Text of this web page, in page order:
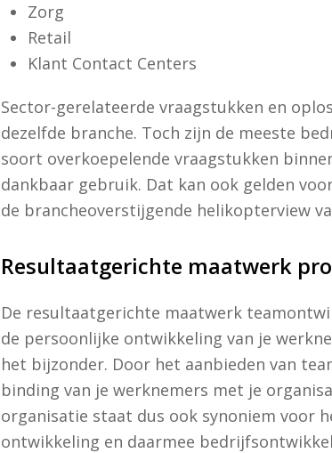
Zorg
Retail
Klant Contact Centers
Sector-gerelateerde vraagstukken en
dezelfde branche. Toch zijn de meeste
soort overkoepelende vraagstukken
dankbaar gebruik. Dat kan ook gelden
de brancheoverstijgende helikopterview
Resultaatgerichte maatwerk
De resultaatgerichte maatwerk
de persoonlijke ontwikkeling van je
het bijzonder. Door het aanbieden van
binding van je werknemers met je
organisatie staat dus ook synoniem voor
ontwikkeling en daarmee